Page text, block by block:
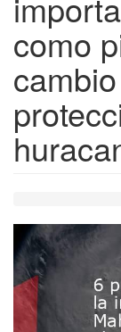
como